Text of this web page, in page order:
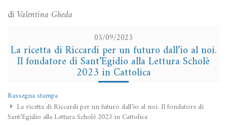
diValentina Gheda
05/09/2023
La ricetta di Riccardi per un futuro dall’io al noi.
Il fondatore di Sant’Egidio alla Lettura Scholè
2023 in Cattolica
Rassegna stampa
La ricetta di Riccardi per un futuro dall’io al noi. Il fondatore di
Sant’Egidio alla Lettura Scholè 2023 in Cattolica